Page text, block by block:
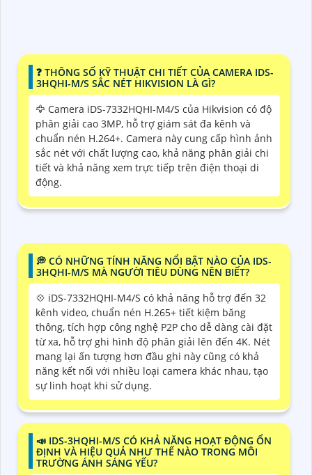
️❓ THÔNG SỐ KỸ THUẬT CHI TIẾT CỦA CAMERA IDS-
3HQHI-M/S SẮC NÉT HIKVISION LÀ GÌ?
🦅 Camera iDS-7332HQHI-M4/S của Hikvision có độ
phân giải cao 3MP, hỗ trợ giám sát đa kênh và
chuẩn nén H.264+. Camera này cung cấp hình ảnh
sắc nét với chất lượng cao, khả năng phân giải chi
tiết và khả năng xem trực tiếp trên điện thoại di
động.
️💭 CÓ NHỮNG TÍNH NĂNG NỔI BẬT NÀO CỦA IDS-
3HQHI-M/S MÀ NGƯỜI TIÊU DÙNG NÊN BIẾT?
💠 iDS-7332HQHI-M4/S có khả năng hỗ trợ đến 32
kênh video, chuẩn nén H.265+ tiết kiệm băng
thông, tích hợp công nghệ P2P cho dễ dàng cài đặt
từ xa, hỗ trợ ghi hình độ phân giải lên đến 4K. Nét
mang lại ấn tượng hơn đầu ghi này cũng có khả
năng kết nối với nhiều loại camera khác nhau, tạo
sự linh hoạt khi sử dụng.
📣 IDS-3HQHI-M/S CÓ KHẢ NĂNG HOẠT ĐỘNG ỔN
ĐỊNH VÀ HIỆU QUẢ NHƯ THẾ NÀO TRONG MÔI
TRƯỜNG ÁNH SÁNG YẾU?